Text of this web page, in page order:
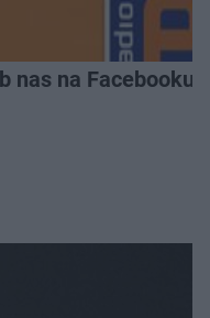
nas na Facebooku!